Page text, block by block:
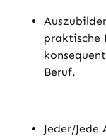
praktische
Beruf.
Jeder/